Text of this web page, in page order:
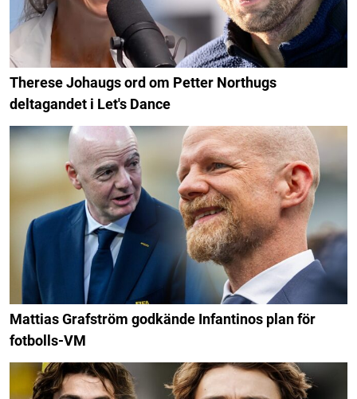
Therese Johaugs ord om Petter Northugs
deltagandet i Let's Dance
Mattias Grafström godkände Infantinos plan för
fotbolls-VM